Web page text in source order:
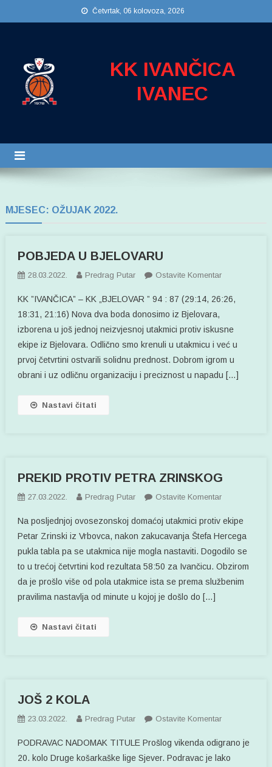
na
Četvrtak, 06 kolovoza, 2026
KK IVANČICA
IVANEC
MJESEC: OŽUJAK 2022.
POBJEDA U BJELOVARU
28.03.2022. Predrag Putar Ostavite KomentarNa
U
KK ”IVANČICA” – KK „BJELOVAR ” 94 : 87 (29:14, 26:26,
18:31, 21:16) Nova dva boda donosimo iz Bjelovara,
izborena u još jednoj neizvjesnoj utakmici protiv iskusne
ekipe iz Bjelovara. Odlično smo krenuli u utakmicu i već u
prvoj četvrtini ostvarili solidnu prednost. Dobrom igrom u
obrani i uz odličnu organizaciju i preciznost u napadu […]
Nastavi čitati
PREKID PROTIV PETRA ZRINSKOG
27.03.2022. Predrag Putar Ostavite KomentarNa
PROTIV
PETRA
ZRINSKOG
Na posljednjoj ovosezonskoj domaćoj utakmici protiv ekipe
Petar Zrinski iz Vrbovca, nakon zakucavanja Štefa Hercega
pukla tabla pa se utakmica nije mogla nastaviti. Dogodilo se
to u trećoj četvrtini kod rezultata 58:50 za Ivančicu. Obzirom
da je prošlo više od pola utakmice ista se prema službenim
pravilima nastavlja od minute u kojoj je došlo do […]
Nastavi čitati
JOŠ 2 KOLA
23.03.2022. Predrag Putar Ostavite KomentarNa
2
KOLA
PODRAVAC NADOMAK TITULE Prošlog vikenda odigrano je
20. kolo Druge košarkaške lige Sjever. Podravac je lako